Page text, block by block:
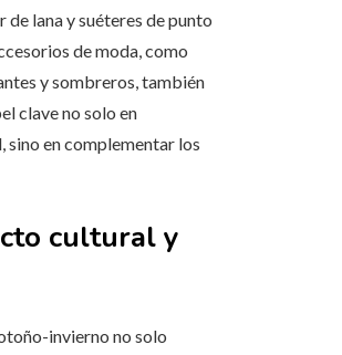
de lana y suéteres de punto
de moda, como
y sombreros, también
clave no solo en
sino en complementar los
cultural y
invierno no solo